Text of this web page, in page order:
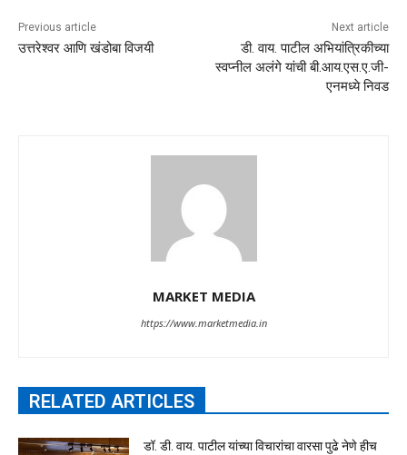
Previous article
उत्तरेश्वर आणि खंडोबा विजयी
Next article
डी. वाय. पाटील अभियांत्रिकीच्या
स्वप्नील अलंगे यांची बी.आय.एस.ए.जी-
एनमध्ये निवड
MARKET MEDIA
https://www.marketmedia.in
RELATED ARTICLES
डॉ. डी. वाय. पाटील यांच्या विचारांचा वारसा पुढे नेणे हीच